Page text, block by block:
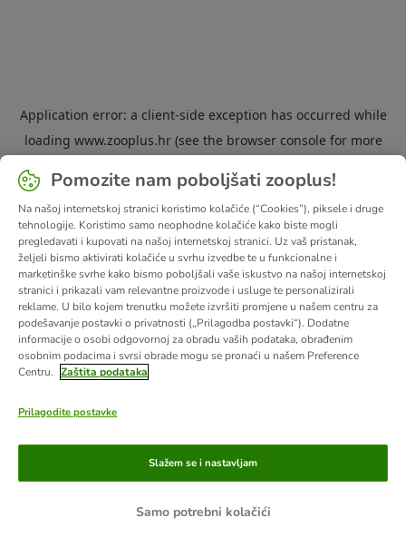
Application error: a client-side exception has occurred while
loading www.zooplus.hr(see the browser console for more
Pomozite nam poboljšati zooplus!
Na našoj internetskoj stranici koristimo kolačiće (“Cookies”), piksele i druge
tehnologije. Koristimo samo neophodne kolačiće kako biste mogli
pregledavati i kupovati na našoj internetskoj stranici. Uz vaš pristanak,
željeli bismo aktivirati kolačiće u svrhu izvedbe te u funkcionalne i
marketinške svrhe kako bismo poboljšali vaše iskustvo na našoj internetskoj
stranici i prikazali vam relevantne proizvode i usluge te personalizirali
reklame. U bilo kojem trenutku možete izvršiti promjene u našem centru za
podešavanje postavki o privatnosti („Prilagodba postavki“). Dodatne
informacije o osobi odgovornoj za obradu vaših podataka, obrađenim
osobnim podacima i svrsi obrade mogu se pronaći u našem Preference
Centru. Zaštita podataka
Prilagodite postavke
Samo potrebni kolačići
Slažem se i nastavljam